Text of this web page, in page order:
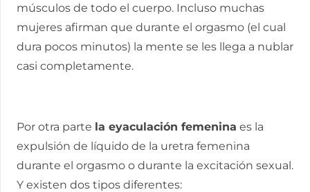
músculos de todo el cuerpo. Incluso muchas
mujeres afirman que durante el orgasmo (el cual
dura pocos minutos) la mente se les llega a nublar
casi completamente.
Por otra parte la eyaculación femenina es la
expulsión de líquido de la uretra femenina
durante el orgasmo o durante la excitación sexual.
Y existen dos tipos diferentes: